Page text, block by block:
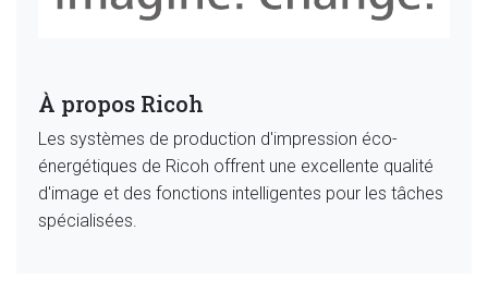
À propos Ricoh
Les systèmes de production d'impression éco-
énergétiques de Ricoh offrent une excellente qualité
d'image et des fonctions intelligentes pour les tâches
spécialisées.